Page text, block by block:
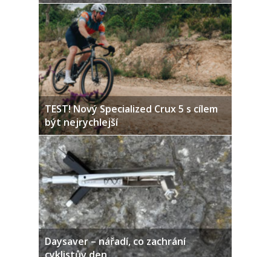
TEST! Nový Specialized Crux 5 s cílem
být nejrychlejší
Daysaver – nářadí, co zachrání